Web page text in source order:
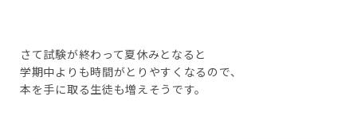
さて試験が終わって夏休みとなると
学期中よりも時間がとりやすくなるので、
本を手に取る生徒も増えそうです。